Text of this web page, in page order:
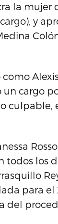
la
y
cargo
culpable,
todos los
para el
del